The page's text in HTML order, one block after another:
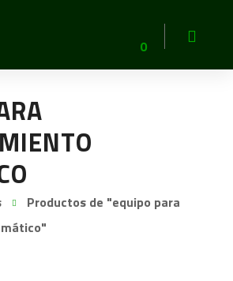
0
Productos de "equipo para